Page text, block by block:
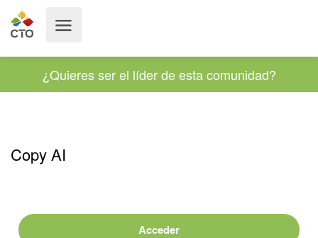
¿Quieres ser el líder de esta comunidad?
Copy AI
Acceder